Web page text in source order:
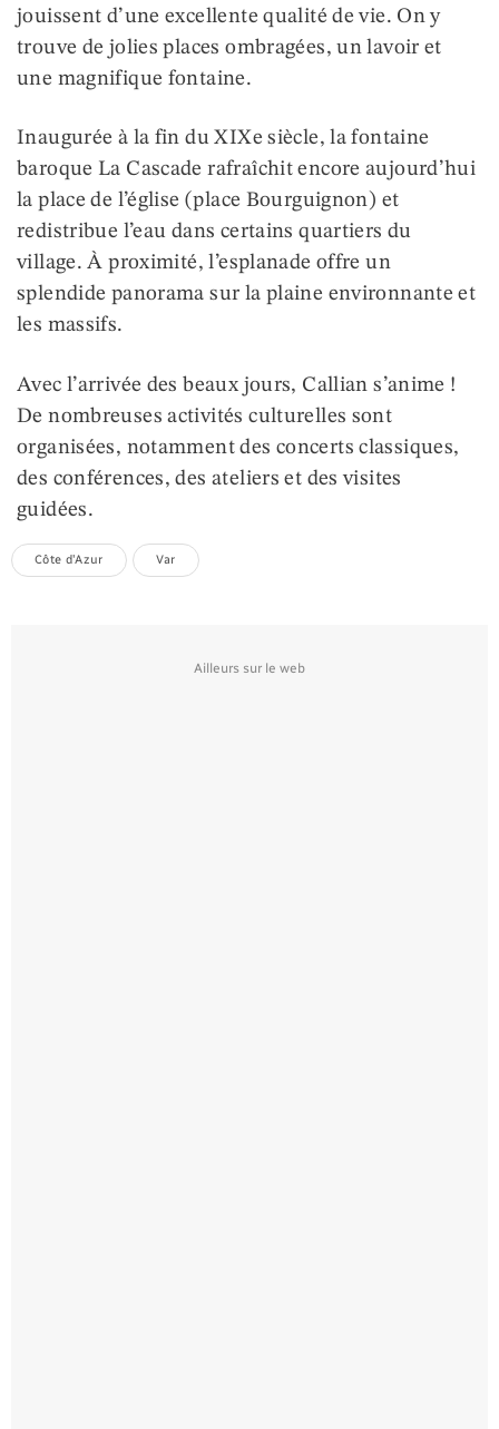
jouissent d’une excellente qualité de vie. On y
trouve de jolies places ombragées, un lavoir et
une magnifique fontaine.
Inaugurée à la fin du XIXe siècle, la fontaine
baroque La Cascade rafraîchit encore aujourd’hui
la place de l’église (place Bourguignon) et
redistribue l’eau dans certains quartiers du
village. À proximité, l’esplanade offre un
splendide panorama sur la plaine environnante et
les massifs.
Avec l’arrivée des beaux jours, Callian s’anime !
De nombreuses activités culturelles sont
organisées, notamment des concerts classiques,
des conférences, des ateliers et des visites
guidées.
Côte d'Azur Var
Ailleurs sur le web